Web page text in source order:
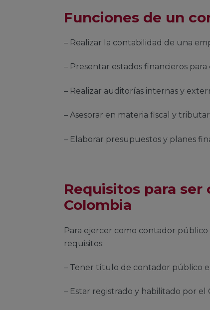
Funciones de un
– Realizar la contabilidad de una
– Presentar estados financieros
– Realizar auditorías internas y
– Asesorar en materia fiscal y
– Elaborar presupuestos y planes
Requisitos para
Colombia
Para ejercer como contador
requisitos:
– Tener título de contador público
– Estar registrado y habilitado por el